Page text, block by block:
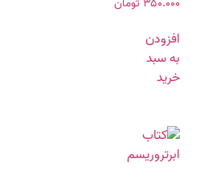
افزودن
به سبد
خرید